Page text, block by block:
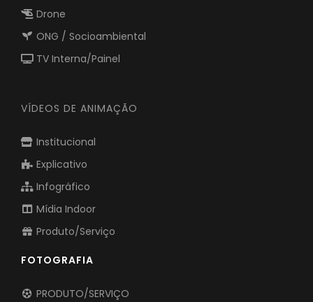
Drone
ONG / Socioambiental
TV Interna/Painel
VÍDEOS DE ANIMAÇÃO
Institucional
Explicativo
Infográfico
Mídia Indoor
Produto/Serviço
FOTOGRAFIA
PRODUTO/SERVIÇO